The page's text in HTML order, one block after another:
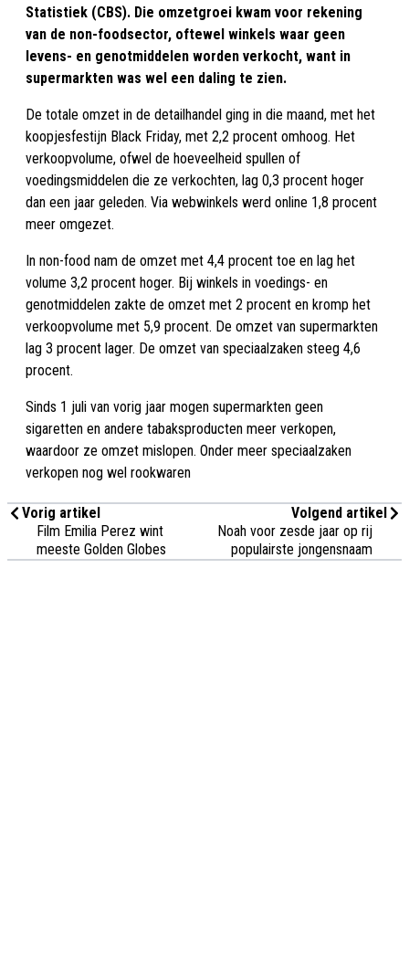
Statistiek (CBS). Die omzetgroei kwam voor rekening
van de non-foodsector, oftewel winkels waar geen
levens- en genotmiddelen worden verkocht, want in
supermarkten was wel een daling te zien.
De totale omzet in de detailhandel ging in die maand, met het
koopjesfestijn Black Friday, met 2,2 procent omhoog. Het
verkoopvolume, ofwel de hoeveelheid spullen of
voedingsmiddelen die ze verkochten, lag 0,3 procent hoger
dan een jaar geleden. Via webwinkels werd online 1,8 procent
meer omgezet.
In non-food nam de omzet met 4,4 procent toe en lag het
volume 3,2 procent hoger. Bij winkels in voedings- en
genotmiddelen zakte de omzet met 2 procent en kromp het
verkoopvolume met 5,9 procent. De omzet van supermarkten
lag 3 procent lager. De omzet van speciaalzaken steeg 4,6
procent.
Sinds 1 juli van vorig jaar mogen supermarkten geen
sigaretten en andere tabaksproducten meer verkopen,
waardoor ze omzet mislopen. Onder meer speciaalzaken
verkopen nog wel rookwaren
Vorig artikel
Film Emilia Perez wint
meeste Golden Globes
Volgend artikel
Noah voor zesde jaar op rij
populairste jongensnaam